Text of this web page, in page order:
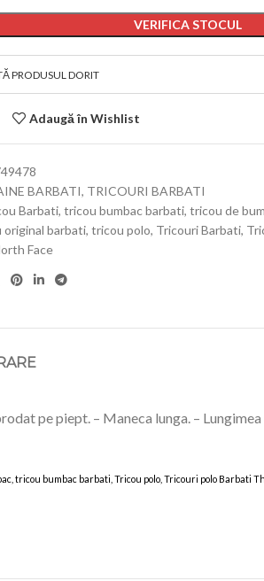
VERIFICA STOCUL
Adaugă în Wishlist
BARBATI, TRICOURI BARBATI
Barbati, tricou bumbac barbati, tricou de
original barbati, tricou polo, Tricouri Barbati,
Face
pe piept. – Maneca lunga. –
tricou bumbac barbati, Tricou polo, Tricouri polo Barbati